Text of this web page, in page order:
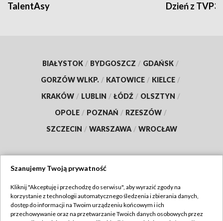
TalentAsy Dzień z TVP3
BIAŁYSTOK / BYDGOSZCZ / GDAŃSK /
GORZÓW WLKP. / KATOWICE / KIELCE /
KRAKÓW / LUBLIN / ŁÓDŹ / OLSZTYN /
OPOLE / POZNAŃ / RZESZÓW /
SZCZECIN / WARSZAWA / WROCŁAW
TVP
Abonament TVP
Regulamin TVP
Szanujemy Twoją prywatność
Kliknij "Akceptuję i przechodzę do serwisu", aby wyrazić zgody na
korzystanie z technologii automatycznego śledzenia i zbierania danych,
dostęp do informacji na Twoim urządzeniu końcowym i ich
przechowywanie oraz na przetwarzanie Twoich danych osobowych przez